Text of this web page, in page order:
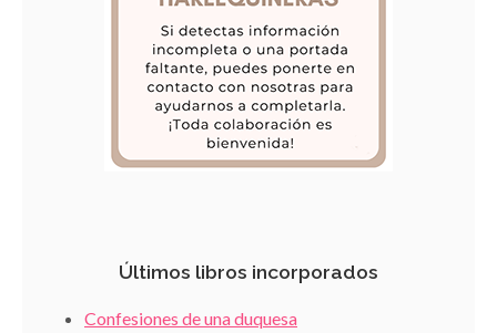
Últimos libros incorporados
Confesiones de una duquesa